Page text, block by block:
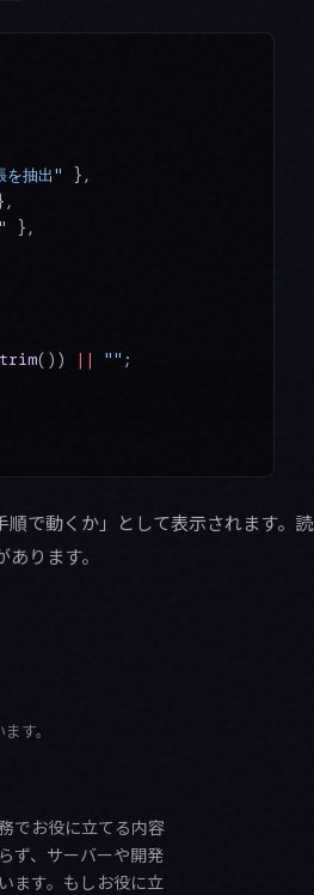
を抽出"
},
},
trim()) || "" ;
で動くか」として表示されます。読
ります。
す。
でお役に立てる内容
ず、サーバーや開発
ます。もしお役に立